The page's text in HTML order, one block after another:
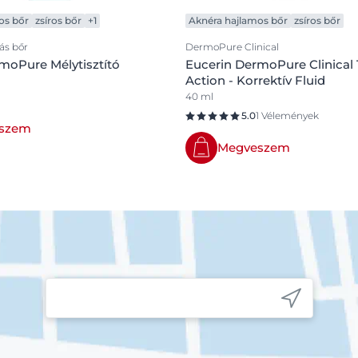
bőr zsíros bőr +1
bőr
Mélytisztító
Aknéra hajlamos bőr zsíros bőr
DermoPure Clinical
Eucerin DermoPure Clinical
Action - Korrektív Fluid
40 ml
5.01 Vélemények
Megveszem